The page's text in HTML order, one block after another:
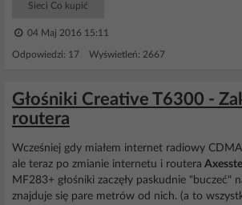
Sieci Co kupić
04 Maj 2016 15:11
Odpowiedzi: 17 Wyświetleń: 2667
Głośniki Creative T6300 -
routera
Wcześniej gdy miałem internet radiowy
ale teraz po zmianie internetu i routera Axesstel
MF283+ głośniki zaczęły paskudnie "buczeć"
znajduje się pare metrów od nich. (a to